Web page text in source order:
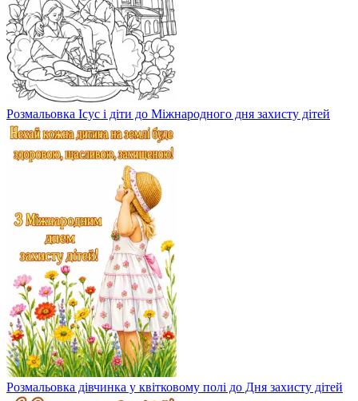
Розмальовка Ісус і діти до Міжнародного дня захисту дітей
Розмальовка дівчинка у квітковому полі до Дня захисту дітей